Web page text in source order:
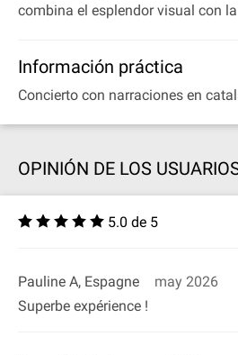
combina el esplendor visual con
Información práctica
Concierto con narraciones en
OPINIÓN DE LOS
5.0 de 5
Pauline A, Espagne
may 2026
Superbe expérience !